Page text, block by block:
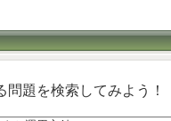
問題を検索してみよう！